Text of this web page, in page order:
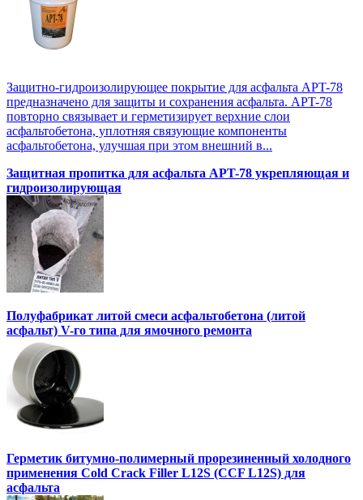
Защитно-гидроизолирующее покрытие для асфальта APT-78
предназначено для защиты и сохранения асфальта. APT-78
повторно связывает и герметизирует верхние слои
асфальтобетона, уплотняя связующие компоненты
асфальтобетона, улучшая при этом внешний в...
Защитная пропитка для асфальта APT-78 укрепляющая и
гидроизолирующая
Полуфабрикат литой смеси асфальтобетона (литой
асфальт) V-го типа для ямочного ремонта
Герметик битумно-полимерный прорезиненный холодного
применения Cold Crack Filler L12S (ССF L12S) для
асфальта